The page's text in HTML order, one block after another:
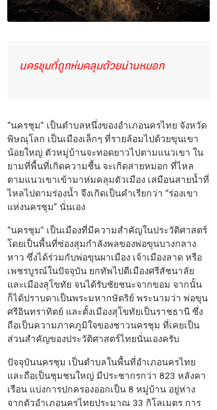
นครชุมที่ถูกห่มคลุมด้วยม่านหมอก
“นครชุม” เป็นตำบลหนึ่งของอำเภอนครไทย จังหวัด
พิษณุโลก เป็นเมืองเล็กๆ ที่รายล้อมไปด้วยขุนเขา
น้อยใหญ่ ตัวหมู่บ้านจะทอดยาวไปตามแนวเขา ใน
ยามที่พื้นที่เกิดความชื้น จะเกิดสายหมอก ที่ไหล
ตามแนวเขาเข้ามาห่มคลุมตัวเมือง เสมือนสายน้ำที่
ไหลไปตามร่องน้ำ จึงเกิดเป็นคำเรียกว่า “ร่องเขา
แห่งนครชุม” นั่นเอง
“นครชุม” เป็นเมืองที่มีความสำคัญในประวัติศาสตร์
โดยเป็นพื้นที่ซ่องสุมกำลังพลของพ่อขุนบางกลาง
หาว ซึ่งได้ร่วมกับพ่อขุนผาเมือง เจ้าเมืองลาด หรือ
เพชรบูรณ์ในปัจจุบัน ยกทัพไปตีเมืองศรีสัชนาลัย
และเมืองสุโขทัย จนได้รับชัยชนะจากขอม จากนั้น
ก็ได้ปราบดาเป็นพระมหากษัตริย์ พระนามว่า พ่อขุน
ศรีอินทราทิตย์ และตั้งเมืองสุโขทัยเป็นราชธานี ซึ่ง
ถือเป็นความภาคภูมิใจของชาวนครชุม ที่เคยเป็น
ส่วนสำคัญของประวัติศาสตร์ไทยนั่นเองครับ
ปัจจุบันนครชุม เป็นตำบลในพื้นที่อำเภอนครไทย
และถือเป็นชุมชนใหญ่ มีประชากรกว่า 823 หลังคา
เรือน แบ่งการปกครองออกเป็น 8 หมู่บ้าน อยู่ห่าง
จากตัวอำเภอนครไทยประมาณ 33 กิโลเมตร การ